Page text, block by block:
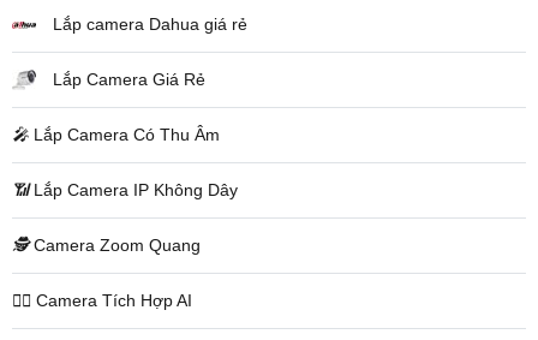
Lắp camera Dahua giá rẻ
Lắp Camera Giá Rẻ
️🎤️ Lắp Camera Có Thu Âm
📶Lắp Camera IP Không Dây
🕵️Camera Zoom Quang
🧛‍♀️ Camera Tích Hợp AI